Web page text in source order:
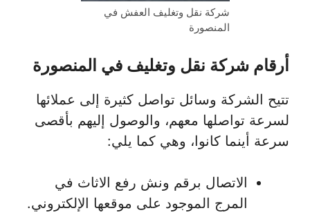
شركة نقل وتغليف العفش في
المنصورة
أرقام شركة نقل وتغليف في المنصورة
تتيح الشركة وسائل تواصل كثيرة إلى عملائها
لسرعة تواصلها معهم، والوصول إليهم بأقصى
سرعة أينما كانوا، وهي كما يلي:
الاتصال برقم ونش رفع الاثاث في
المرج الموجود على موقعها الإلكتروني.